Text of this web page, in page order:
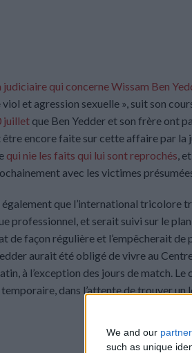
We and our
such as unique
qui concerne Wissam Ben
et agression sexuelle », suit son
juillet que Ben Yedder et son frère ont
encore faite sur cette affaire par la
qui nie les faits qui lui sont reprochés ,
avec les victimes
que l’international tricolore
professionnel, et serait suivi sur le
de façon régulière et l’empêcherait
aurait été obligé de vivre au
à l’exception des jours de match.
dans l’attente de trouver un